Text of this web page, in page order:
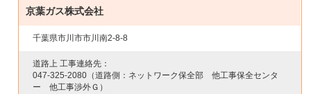
京葉ガス株式会社
千葉県市川市市川南2-8-8
道路上 工事連絡先：
047-325-2080 （道路側：ネットワーク保全部 他工事保全センタ
ー 他工事渉外Ｇ）